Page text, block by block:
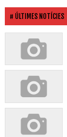
ÚLTIMES NOTÍCIES